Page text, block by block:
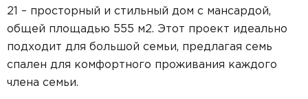
21 – просторный и стильный дом с мансардой,
общей площадью 555 м2. Этот проект идеально
подходит для большой семьи, предлагая семь
спален для комфортного проживания каждого
члена семьи.